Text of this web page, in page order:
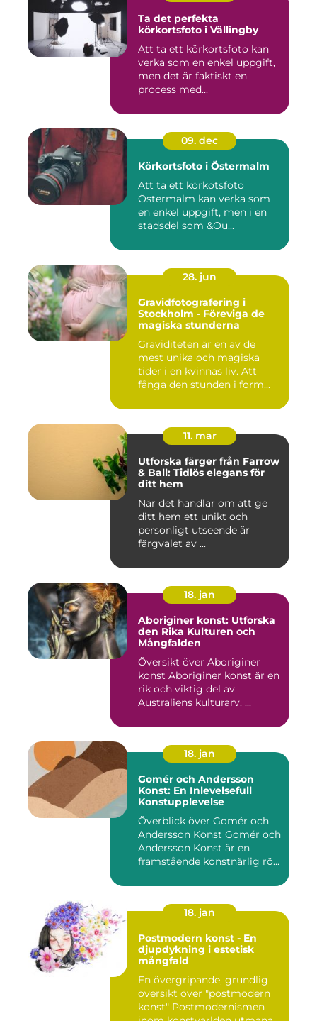
Ta det perfekta
körkortsfoto i Vällingby
Att ta ett körkortsfoto kan
verka som en enkel uppgift,
men det är faktiskt en
process med...
09. dec
Körkortsfoto i Östermalm
Att ta ett körkotsfoto
Östermalm kan verka som
en enkel uppgift, men i en
stadsdel som &Ou...
28. jun
Gravidfotografering i
Stockholm - Föreviga de
magiska stunderna
Graviditeten är en av de
mest unika och magiska
tider i en kvinnas liv. Att
fånga den stunden i form...
11. mar
Utforska färger från Farrow
& Ball: Tidlös elegans för
ditt hem
När det handlar om att ge
ditt hem ett unikt och
personligt utseende är
färgvalet av ...
18. jan
Aboriginer konst: Utforska
den Rika Kulturen och
Mångfalden
Översikt över Aboriginer
konst Aboriginer konst är en
rik och viktig del av
Australiens kulturarv. ...
18. jan
Gomér och Andersson
Konst: En Inlevelsefull
Konstupplevelse
Överblick över Gomér och
Andersson Konst Gomér och
Andersson Konst är en
framstående konstnärlig rö...
18. jan
Postmodern konst - En
djupdykning i estetisk
mångfald
En övergripande, grundlig
översikt över "postmodern
konst" Postmodernismen